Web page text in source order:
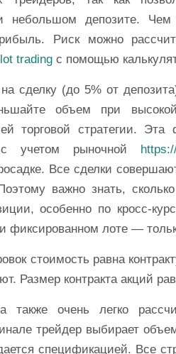
небольшом депозите.
Риск можно
lot tradingс помощью
сделку (до 5% от
объем при
торговой стратегии. Эта
учетом рыночной
Все сделки
важно знать, сколько
особенно по кросс-
фиксированном лоте —
стоимость равна
Размер контракта акций
также очень легко
трейдер выбирает
спецификацией. Все